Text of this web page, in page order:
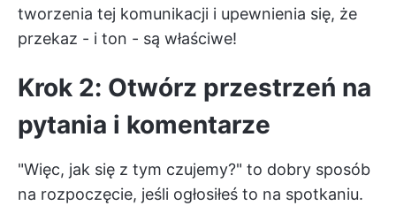
tworzenia tej komunikacji i upewnienia się, że
przekaz - i ton - są właściwe!
Krok 2: Otwórz przestrzeń na
pytania i komentarze
"Więc, jak się z tym czujemy?" to dobry sposób
na rozpoczęcie, jeśli ogłosiłeś to na spotkaniu.